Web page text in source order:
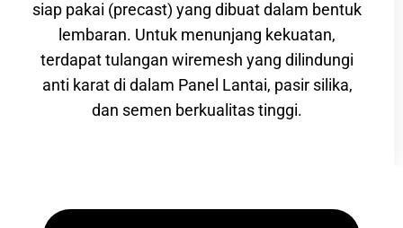
siap pakai (precast) yang dibuat dalam bentuk
lembaran. Untuk menunjang kekuatan,
terdapat tulangan wiremesh yang dilindungi
anti karat di dalam Panel Lantai, pasir silika,
dan semen berkualitas tinggi.